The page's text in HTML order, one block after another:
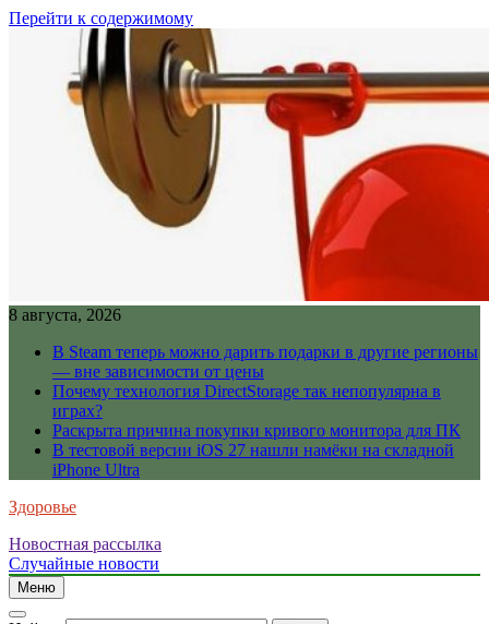
Перейти к содержимому
8 августа, 2026
В Steam теперь можно дарить подарки в другие регионы
— вне зависимости от цены
Почему технология DirectStorage так непопулярна в
играх?
Раскрыта причина покупки кривого монитора для ПК
В тестовой версии iOS 27 нашли намёки на складной
iPhone Ultra
Здоровье
Новостная рассылка
Случайные новости
Меню